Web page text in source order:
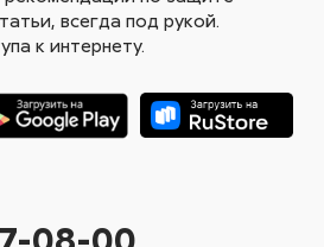
всегда под рукой.
к интернету.